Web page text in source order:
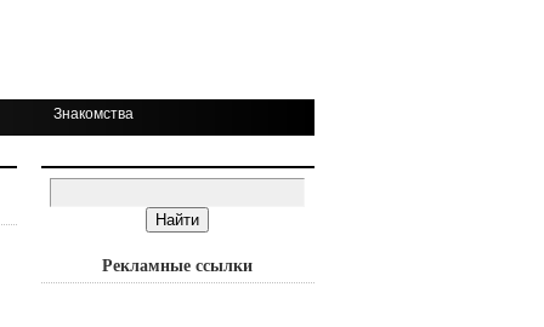
Знакомства
Рекламные ссылки